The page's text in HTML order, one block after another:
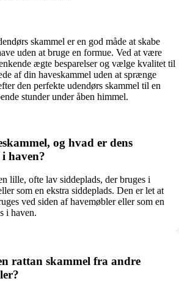
skammel er en god måde at skabe
uden at bruge en formue. Ved at være
ægte besparelser og vælge kvalitet til
af din haveskammel uden at sprænge
den perfekte udendørs skammel til en
stunder under åben himmel.
og hvad er dens
haven?
lille, ofte lav siddeplads, der bruges i
som en ekstra siddeplads. Den er let at
ved siden af havemøbler eller som en
i haven.
rattan skammel fra andre